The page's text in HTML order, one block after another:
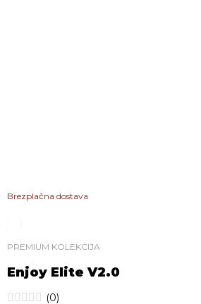
Brezplačna dostava
PREMIUM KOLEKCIJA
Enjoy Elite V2.0
(0)